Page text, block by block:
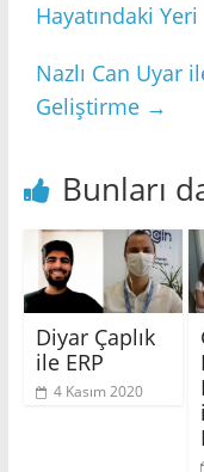
Hayatındaki Yeri
Nazlı Can Uyar
Geliştirme →
Bunları
Diyar Çaplık
ile ERP
4 Kasım 2020